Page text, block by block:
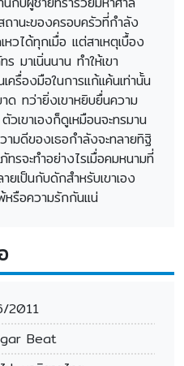
านะของครอบครัวที่กำลัง
วได้ทุกเมื่อ แต่สาเหตุเบื้อง
มาเนิ่นนาน ทำให้เขา
ครื่องมือในการแก้แค้นเท่านั้น
าด ทว่ายิ่งเขาหยิบยื่นความ
วเขาเองก็ดูเหมือนจะทรมาน
ามดีของเธอกำลังจะทลายทิฐิ
รจะทำอย่างไรเมื่อคมหนามที่
ยเป็นกับดักสำหรับเขาเอง
หรือความรักกันแน่
2011
Beat